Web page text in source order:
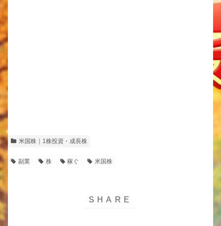
米国株｜1株投資・成長株
副業 株 稼ぐ 米国株